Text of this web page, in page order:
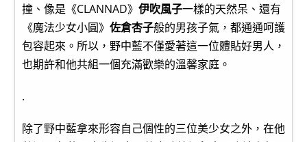
撞、像是《CLANNAD》 伊吹風子一樣的天然呆、還有
《魔法少女小圓》 佐倉杏子般的男孩子氣，都通通呵護
包容起來。所以，野中藍不僅愛著這一位體貼好男人，
也期許和他共組一個充滿歡樂的溫馨家庭。
.
除了野中藍拿來形容自己個性的三位美少女之外，在他